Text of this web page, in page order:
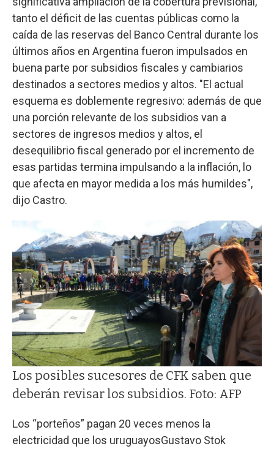
tanto el déficit de las cuentas públicas como la
caída de las reservas del Banco Central durante los
últimos años en Argentina fueron impulsados en
buena parte por subsidios fiscales y cambiarios
destinados a sectores medios y altos. "El actual
esquema es doblemente regresivo: además de que
una porción relevante de los subsidios van a
sectores de ingresos medios y altos, el
desequilibrio fiscal generado por el incremento de
esas partidas termina impulsando a la inflación, lo
que afecta en mayor medida a los más humildes",
dijo Castro.
Los posibles sucesores de CFK saben que
deberán revisar los subsidios. Foto: AFP
Los “porteños” pagan 20 veces menos la
electricidad que los uruguayosGustavo Stok